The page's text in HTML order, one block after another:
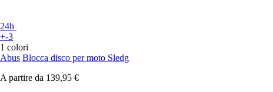
24h
+-3
1 colori
Abus Blocca disco per moto Sledg
A partire da 139,95 €